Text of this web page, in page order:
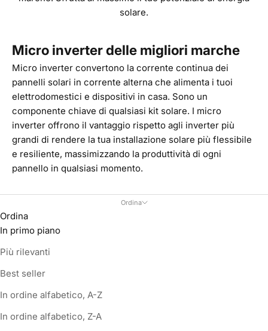
solare.
Micro inverter delle migliori marche
Micro inverter convertono la corrente continua dei
pannelli solari in corrente alterna che alimenta i tuoi
elettrodomestici e dispositivi in casa. Sono un
componente chiave di qualsiasi kit solare. I micro
inverter offrono il vantaggio rispetto agli inverter più
grandi di rendere la tua installazione solare più flessibile
e resiliente, massimizzando la produttività di ogni
pannello in qualsiasi momento.
Ordina
Ordina
In primo piano
Più rilevanti
Best seller
In ordine alfabetico, A-Z
In ordine alfabetico, Z-A